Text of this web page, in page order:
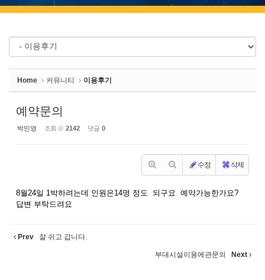
Home 커뮤니티 이용후기
예약문의
박민영 조회 수 2142 댓글 0
수정 삭제
8월24일 1박하려는데 인원은14명 정도 되구요 예약가능한가요?
답변 부탁드려요
Prev 잘 쉬고 갑니다.
부대시설이용에관문의 Next